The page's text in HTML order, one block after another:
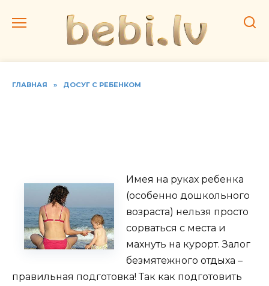
ГЛАВНАЯ » ДОСУГ С РЕБЕНКОМ
Имея на руках ребенка
(особенно дошкольного
возраста) нельзя просто
сорваться с места и
махнуть на курорт. Залог
безмятежного отдыха –
правильная подготовка! Так как подготовить